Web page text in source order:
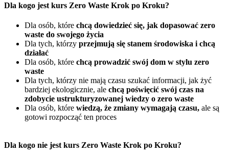
Dla kogo jest kurs Zero Waste Krok po Kroku?
Dla osób, które chcą dowiedzieć się, jak dopasować zero
waste do swojego życia
Dla tych, którzy przejmują się stanem środowiska i chcą
działać
Dla osób, które chcą prowadzić swój dom w stylu zero
waste
Dla tych, którzy nie mają czasu szukać informacji, jak żyć
bardziej ekologicznie, ale chcą poświęcić swój czas na
zdobycie ustrukturyzowanej wiedzy o zero waste
Dla osób, które wiedzą, że zmiany wymagają czasu, ale są
gotowi rozpocząć ten proces
Dla kogo nie jest kurs Zero Waste Krok po Kroku?